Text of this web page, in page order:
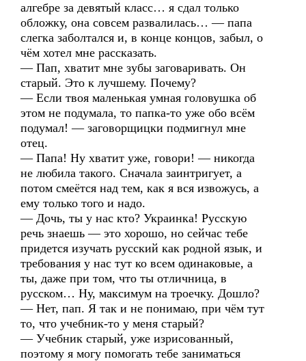
алгебре за девятый класс… я сдал только
обложку, она совсем развалилась… — папа
слегка заболтался и, в конце концов, забыл, о
чём хотел мне рассказать.
— Пап, хватит мне зубы заговаривать. Он
старый. Это к лучшему. Почему?
— Если твоя маленькая умная головушка об
этом не подумала, то папка-то уже обо всём
подумал! — заговорщицки подмигнул мне
отец.
— Папа! Ну хватит уже, говори! — никогда
не любила такого. Сначала заинтригует, а
потом смеётся над тем, как я вся извожусь, а
ему только того и надо.
— Дочь, ты у нас кто? Украинка! Русскую
речь знаешь — это хорошо, но сейчас тебе
придется изучать русский как родной язык, и
требования у нас тут ко всем одинаковые, а
ты, даже при том, что ты отличница, в
русском… Ну, максимум на троечку. Дошло?
— Нет, пап. Я так и не понимаю, при чём тут
то, что учебник-то у меня старый?
— Учебник старый, уже изрисованный,
поэтому я могу помогать тебе заниматься